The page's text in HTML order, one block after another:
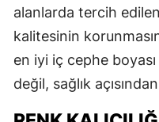
alanlarda tercih
kalitesinin
en iyi iç cephe boyası
değil, sağlık